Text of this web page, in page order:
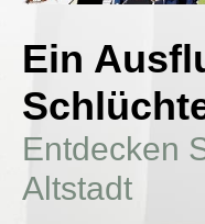
Ein
Entdecken
Altstadt